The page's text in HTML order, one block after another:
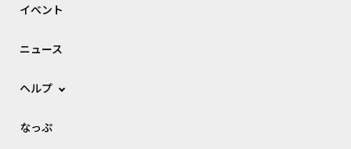
イベント
ニュース
ヘルプ
なっぷ